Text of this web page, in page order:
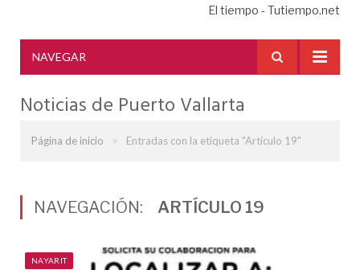
El tiempo - Tutiempo.net
NAVEGAR
Noticias de Puerto Vallarta
Página de inicio » Entradas con la etiqueta "Artículo 19"
NAVEGACIÓN: ARTÍCULO 19
NAYARIT